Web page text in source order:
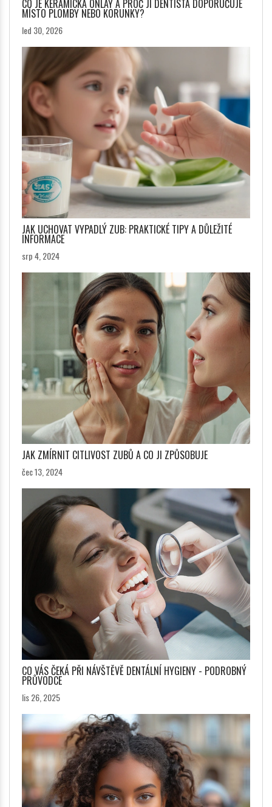
CO JE KERAMICKÁ ONLAY A PROČ JI DENTISTA DOPORUČUJE
MÍSTO PLOMBY NEBO KORUNKY?
led 30, 2026
JAK UCHOVAT VYPADLÝ ZUB: PRAKTICKÉ TIPY A DŮLEŽITÉ
INFORMACE
srp 4, 2024
JAK ZMÍRNIT CITLIVOST ZUBŮ A CO JI ZPŮSOBUJE
čec 13, 2024
CO VÁS ČEKÁ PŘI NÁVŠTĚVĚ DENTÁLNÍ HYGIENY - PODROBNÝ
PRŮVODCE
lis 26, 2025